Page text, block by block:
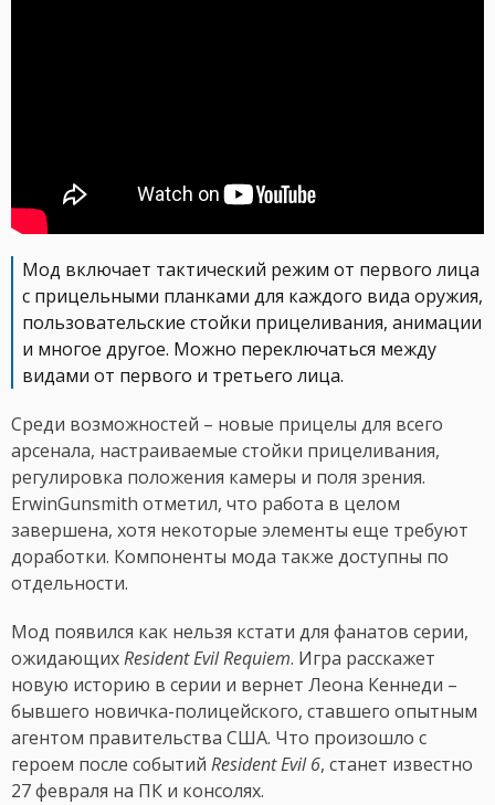
Мод включает тактический режим от первого лица
с прицельными планками для каждого вида оружия,
пользовательские стойки прицеливания, анимации
и многое другое. Можно переключаться между
видами от первого и третьего лица.
Среди возможностей – новые прицелы для всего
арсенала, настраиваемые стойки прицеливания,
регулировка положения камеры и поля зрения.
ErwinGunsmith отметил, что работа в целом
завершена, хотя некоторые элементы еще требуют
доработки. Компоненты мода также доступны по
отдельности.
Мод появился как нельзя кстати для фанатов серии,
ожидающихResident Evil Requiem. Игра расскажет
новую историю в серии и вернет Леона Кеннеди –
бывшего новичка-полицейского, ставшего опытным
агентом правительства США. Что произошло с
героем после событий Resident Evil 6, станет известно
27 февраля на ПК и консолях.